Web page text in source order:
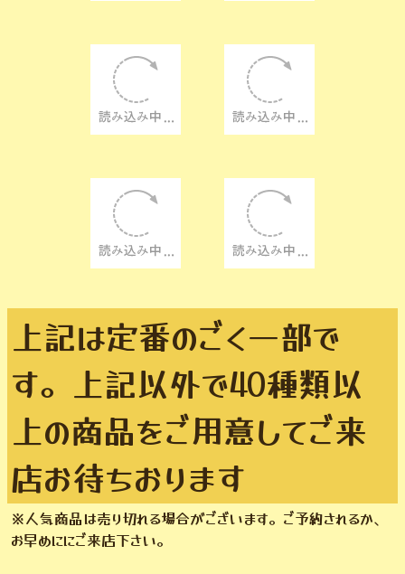
上記は定番のごく一部で